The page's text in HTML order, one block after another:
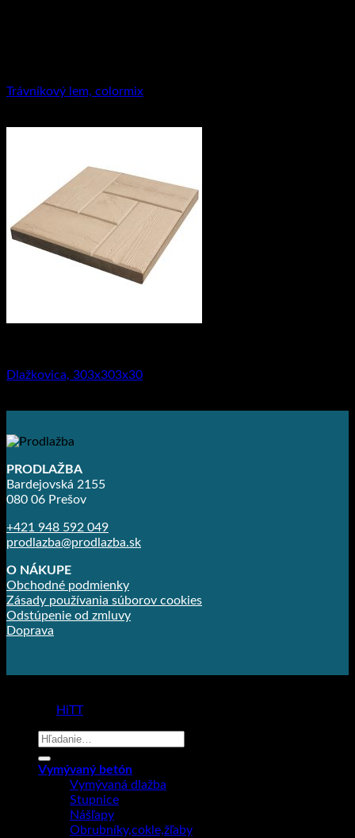
Trávníkový lem, colormix
Dlažkovica, 303x303x30
PRODLAŽBA
Bardejovská 2155
080 06 Prešov
+421 948 592 049
prodlazba@prodlazba.sk
O NÁKUPE
Obchodné podmienky
Zásady používania súborov cookies
Odstúpenie od zmluvy
Doprava
HiTT
Hľadať:
Vymývaný betón
Vymývaná dlažba
Stupnice
Nášľapy
Obrubníky,cokle,žľaby